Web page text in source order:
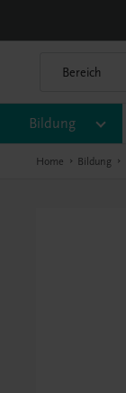
Bildung
Küche
Home Bildung